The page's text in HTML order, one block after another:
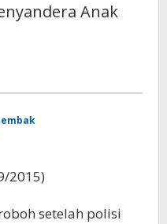
Anak
2015)
setelah polisi